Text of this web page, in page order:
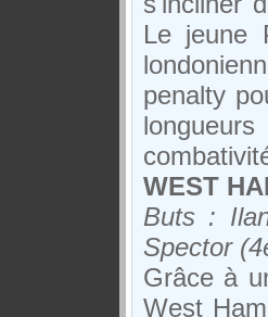
Le jeune
penalty
WEST
Buts :
Spector
Grâce à
West